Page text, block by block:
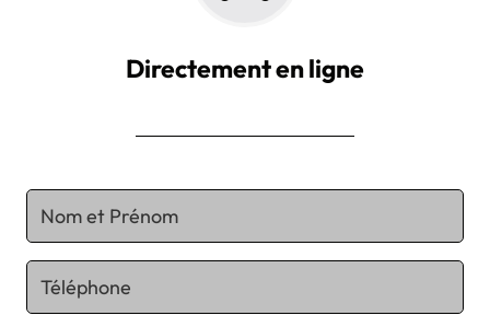
Directement en ligne